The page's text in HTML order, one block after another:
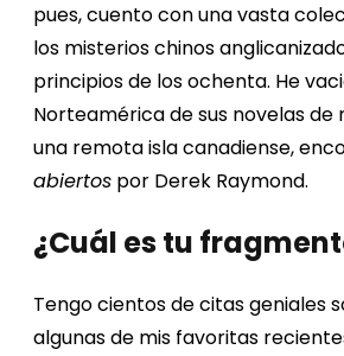
pues, cuento con una vasta
los misterios chinos
principios de los ochenta. He
Norteamérica de sus novelas
una remota isla canadiense,
abiertos por Derek Raymond.
¿Cuál es tu
Tengo cientos de citas geniales
algunas de mis favoritas